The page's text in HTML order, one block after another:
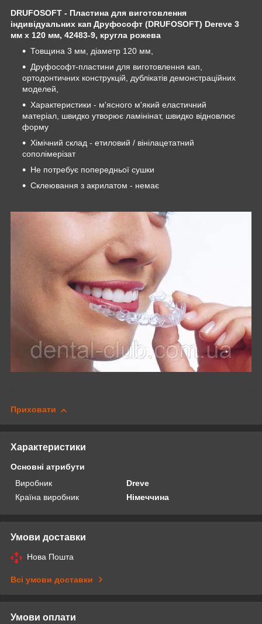
DRUFOSOFT - Пластина для виготовлення
індивідуальних кап Друфософт (DRUFOSOFT) Dereve 3
мм х 120 мм, 42483-9, кругла рожева
Товщина 3 мм, діаметр 120 мм,
Друфософт-пластини для виготовлення кап,
ортодонтичних конструкцій, дублікатів демонстраційних
моделей,
Характеристики - м'ясного м'який еластичний
матеріал, швидко утворює ламінінат, швидко відновлює
форму
Хімічний склад - етиловий / вінілацетатний
сополімерізат
Не потребує попередньої сушки
Склеювання з акрилатом - немає
Приховати
Характеристики
Основні атрибути
Виробник
Dreve
Країна виробник
Німеччина
Умови доставки
Нова Пошта
Всі умови доставки
Умови оплати